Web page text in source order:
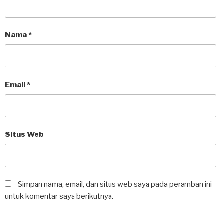
Nama*
Email*
Situs Web
Simpan nama, email, dan situs web saya pada peramban ini
untuk komentar saya berikutnya.